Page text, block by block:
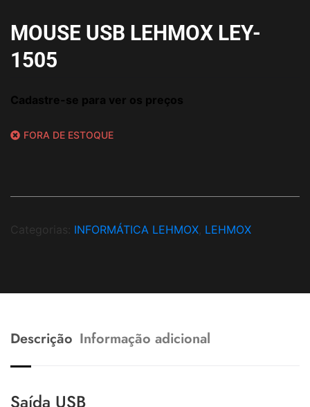
MOUSE USB LEHMOX LEY-
1505
Cadastre-se para ver os preços
FORA DE ESTOQUE
Categorias: INFORMÁTICA LEHMOX LEHMOX
Descrição Informação adicional
Saída USB